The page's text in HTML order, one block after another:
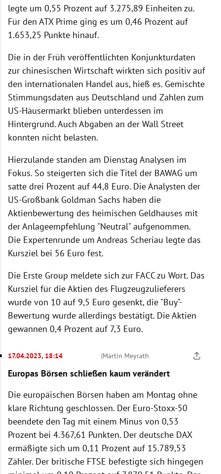
legte um 0,55 Prozent auf 3.275,89 Einheiten zu.
Für den ATX Prime ging es um 0,46 Prozent auf
1.653,25 Punkte hinauf.
Die in der Früh veröffentlichten Konjunkturdaten
zur chinesischen Wirtschaft wirkten sich positiv auf
den internationalen Handel aus, hieß es. Gemischte
Stimmungsdaten aus Deutschland und Zahlen zum
US-Häusermarkt blieben unterdessen im
Hintergrund. Auch Abgaben an der Wall Street
konnten nicht belasten.
Hierzulande standen am Dienstag Analysen im
Fokus. So steigerten sich die Titel der BAWAG um
satte drei Prozent auf 44,8 Euro. Die Analysten der
US-Großbank Goldman Sachs haben die
Aktienbewertung des heimischen Geldhauses mit
der Anlageempfehlung "Neutral" aufgenommen.
Die Expertenrunde um Andreas Scheriau legte das
Kursziel bei 56 Euro fest.
Die Erste Group meldete sich zur FACC zu Wort. Das
Kursziel für die Aktien des Flugzeugzulieferers
wurde von 10 auf 9,5 Euro gesenkt, die "Buy"-
Bewertung wurde allerdings bestätigt. Die Aktien
gewannen 0,4 Prozent auf 7,3 Euro.
17.04.2023, 18:14 |Martin Meyrath
Europas Börsen schließen kaum verändert
Die europäischen Börsen haben am Montag ohne
klare Richtung geschlossen. Der Euro-Stoxx-50
beendete den Tag mit einem Minus von 0,53
Prozent bei 4.367,61 Punkten. Der deutsche DAX
ermäßigte sich um 0,11 Prozent auf 15.789,53
Zähler. Der britische FTSE befestigte sich hingegen